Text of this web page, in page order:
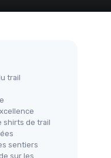
trail
shirts de trail
sentiers
sur les